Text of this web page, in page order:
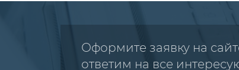
Оформите заявку на
ответим на все